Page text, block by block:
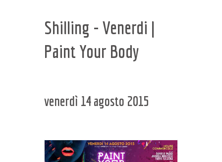
Shilling - Venerdi |
Paint Your Body
venerdì 14 agosto 2015